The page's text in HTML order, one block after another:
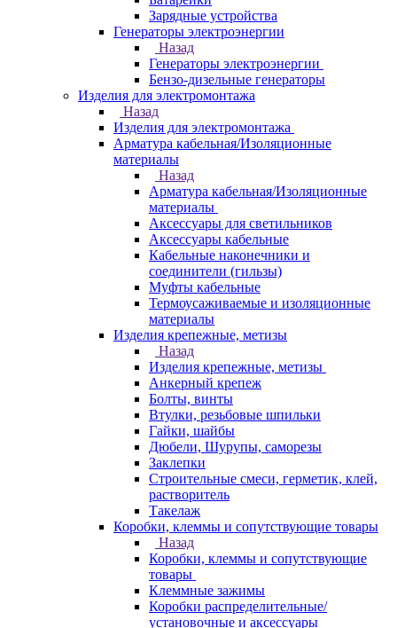
Зарядные устройства
Генераторы электроэнергии
Назад
Генераторы электроэнергии
Бензо-дизельные генераторы
Изделия для электромонтажа
Назад
Изделия для электромонтажа
Арматура кабельная/Изоляционные
материалы
Назад
Арматура кабельная/Изоляционные
материалы
Аксессуары для светильников
Аксессуары кабельные
Кабельные наконечники и
соединители (гильзы)
Муфты кабельные
Термоусаживаемые и изоляционные
материалы
Изделия крепежные, метизы
Назад
Изделия крепежные, метизы
Анкерный крепеж
Болты, винты
Втулки, резьбовые шпильки
Гайки, шайбы
Дюбели, Шурупы, саморезы
Заклепки
Строительные смеси, герметик, клей,
растворитель
Такелаж
Коробки, клеммы и сопутствующие товары
Назад
Коробки, клеммы и сопутствующие
товары
Клеммные зажимы
Коробки распределительные/
установочные и аксессуары